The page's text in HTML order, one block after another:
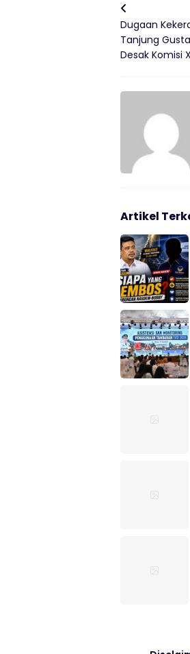
Dugaan
Tanjung
Desak Komisi
Artikel